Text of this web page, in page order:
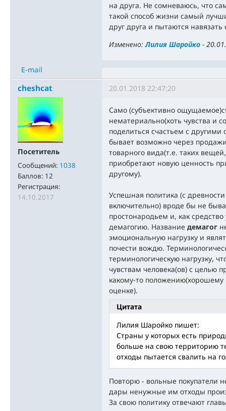
на друга. Не сомневаюсь, что
такой способ жизни самый
друг друга и пытаются
Изменено:Лилия Шаройко -
E-mail
cheshcat
Посетитель
Сообщений: 1038
Баллов: 12
Регистрация:
14.10.2017
20.01.2018 22:47:20
Само (субъективно
нематериально(хоть чувства и
поделиться счастьем с
бывает возможно через
товарного вида(т.е. таких
приобретают новую ценность
другому).
Успешная политика (с
включительно) вроде бы не
простонародьем и, как
демагогию. Название демагог
эмоциональную нагрузку и
почести вождю.
терминологическую нагрузку,
чувствам человека(ов) с целью
какому-то положению(хорошему
оценке).
Цитата
Лилия Шаройко пишет:
Страны у которых есть
больше на свою территорию
отходы пытается свалить на
Повторю - вольные покупатели
дары ненужные им отходы
За свою политику отвечают